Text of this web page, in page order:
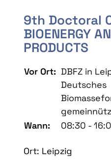
9th Doctoral
BIOENERGY
PRODUCTS
Vor Ort: DBFZ in
Deutsches
Wann:
08:30 -
Ort: Leipzig